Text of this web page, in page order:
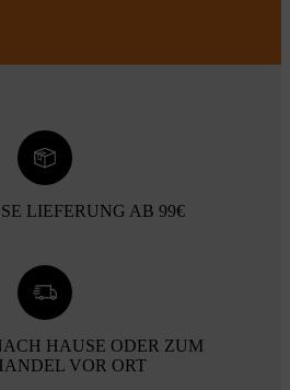
LIEFERUNG AB 99€
HAUSE ODER ZUM
VOR ORT